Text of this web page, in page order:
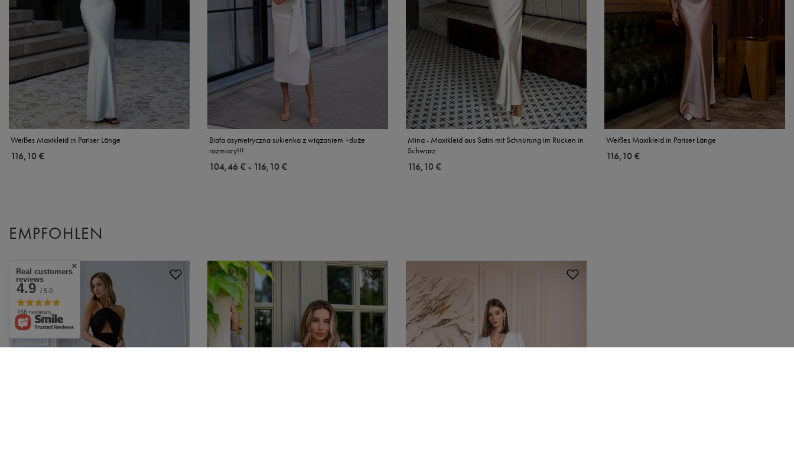
Weißes Maxikleid in Pariser Länge
116,10 €
Biała asymetryczna sukienka z wiązaniem +duże
rozmiary!!!
ab
104,46 € - bis
116,10 €
Mina - Maxikleid aus Satin mit Schnürung im Rücken in
Schwarz
116,10 €
Weißes Maxikleid in Pariser Länge
116,10 €
EMPFOHLEN
Real customers
reviews
4.9 / 5.0
766 reviews